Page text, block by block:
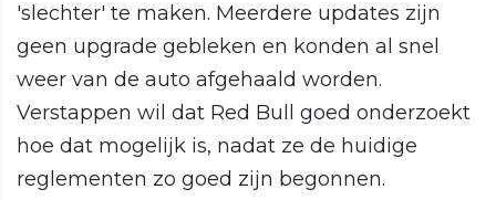
'slechter' te maken. Meerdere updates zijn
geen upgrade gebleken en konden al snel
weer van de auto afgehaald worden.
Verstappen wil dat Red Bull goed onderzoekt
hoe dat mogelijk is, nadat ze de huidige
reglementen zo goed zijn begonnen.